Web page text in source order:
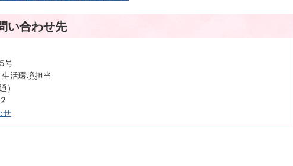
い合わせ先
号
活環境担当
）
せ